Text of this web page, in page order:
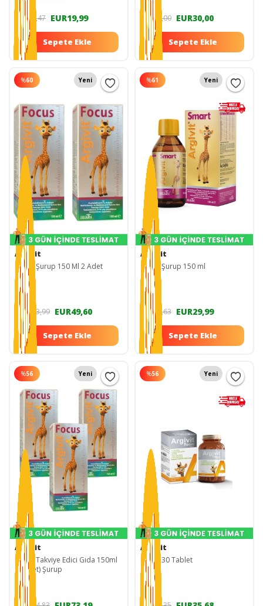
EUR54,47 EUR19,99
Sepete Ekle
EUR60,00 EUR30,00
Sepete Ekle
%60 Yeni
Argivit
Focus Şurup 150 Ml 2 Adet
EUR123,99 EUR49,60
Sepete Ekle
%61 Yeni
Argivit
Smart Şurup 150 ml
EUR77,63 EUR29,99
Sepete Ekle
%56 Yeni
Argivit
Focus Takviye Edici Gıda 150ml
(3 Adet) Şurup
%56 Yeni
Argivit
Focus 30 Tablet